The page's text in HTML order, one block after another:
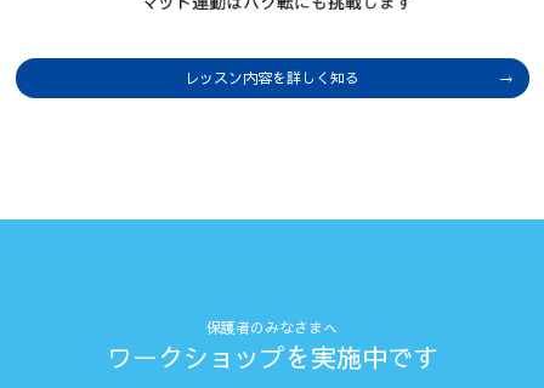
レッスン内容を詳しく知る
保護者のみなさまへ
ワークショップを実施中です